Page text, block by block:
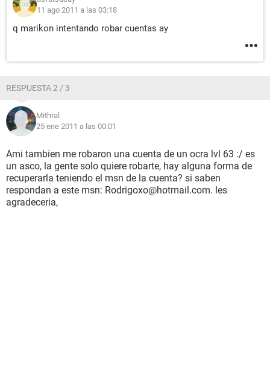
11 ago 2011 a las 03:18
q marikon intentando robar cuentas ay
RESPUESTA 2 / 3
Mithral
25 ene 2011 a las 00:01
Ami tambien me robaron una cuenta de un ocra lvl 63 :/ es
un asco, la gente solo quiere robarte, hay alguna forma de
recuperarla teniendo el msn de la cuenta? si saben
respondan a este msn: Rodrigoxo@hotmail.com. les
agradeceria,